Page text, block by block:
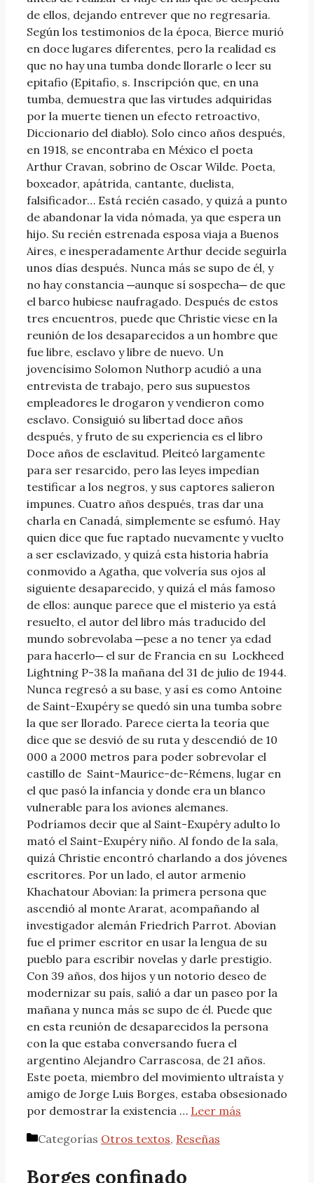
de ellos, dejando entrever que no regresaría.
Según los testimonios de la época, Bierce murió
en doce lugares diferentes, pero la realidad es
que no hay una tumba donde llorarle o leer su
epitafio (Epitafio, s. Inscripción que, en una
tumba, demuestra que las virtudes adquiridas
por la muerte tienen un efecto retroactivo,
Diccionario del diablo). Solo cinco años después,
en 1918, se encontraba en México el poeta
Arthur Cravan, sobrino de Oscar Wilde. Poeta,
boxeador, apátrida, cantante, duelista,
falsificador… Está recién casado, y quizá a punto
de abandonar la vida nómada, ya que espera un
hijo. Su recién estrenada esposa viaja a Buenos
Aires, e inesperadamente Arthur decide seguirla
unos días después. Nunca más se supo de él, y
no hay constancia ─aunque sí sospecha─ de que
el barco hubiese naufragado. Después de estos
tres encuentros, puede que Christie viese en la
reunión de los desaparecidos a un hombre que
fue libre, esclavo y libre de nuevo. Un
jovencísimo Solomon Nuthorp acudió a una
entrevista de trabajo, pero sus supuestos
empleadores le drogaron y vendieron como
esclavo. Consiguió su libertad doce años
después, y fruto de su experiencia es el libro
Doce años de esclavitud. Pleiteó largamente
para ser resarcido, pero las leyes impedían
testificar a los negros, y sus captores salieron
impunes. Cuatro años después, tras dar una
charla en Canadá, simplemente se esfumó. Hay
quien dice que fue raptado nuevamente y vuelto
a ser esclavizado, y quizá esta historia habría
conmovido a Agatha, que volvería sus ojos al
siguiente desaparecido, y quizá el más famoso
de ellos: aunque parece que el misterio ya está
resuelto, el autor del libro más traducido del
mundo sobrevolaba ─pese a no tener ya edad
para hacerlo─ el sur de Francia en su Lockheed
Lightning P-38 la mañana del 31 de julio de 1944.
Nunca regresó a su base, y así es como Antoine
de Saint-Exupéry se quedó sin una tumba sobre
la que ser llorado. Parece cierta la teoría que
dice que se desvió de su ruta y descendió de 10
000 a 2000 metros para poder sobrevolar el
castillo de Saint-Maurice-de-Rémens, lugar en
el que pasó la infancia y donde era un blanco
vulnerable para los aviones alemanes.
Podríamos decir que al Saint-Exupéry adulto lo
mató el Saint-Exupéry niño. Al fondo de la sala,
quizá Christie encontró charlando a dos jóvenes
escritores. Por un lado, el autor armenio
Khachatour Abovian: la primera persona que
ascendió al monte Ararat, acompañando al
investigador alemán Friedrich Parrot. Abovian
fue el primer escritor en usar la lengua de su
pueblo para escribir novelas y darle prestigio.
Con 39 años, dos hijos y un notorio deseo de
modernizar su país, salió a dar un paseo por la
mañana y nunca más se supo de él. Puede que
en esta reunión de desaparecidos la persona
con la que estaba conversando fuera el
argentino Alejandro Carrascosa, de 21 años.
Este poeta, miembro del movimiento ultraísta y
amigo de Jorge Luis Borges, estaba obsesionado
por demostrar la existencia … Leer más
Categorías Otros textos, Reseñas
Borges confinado